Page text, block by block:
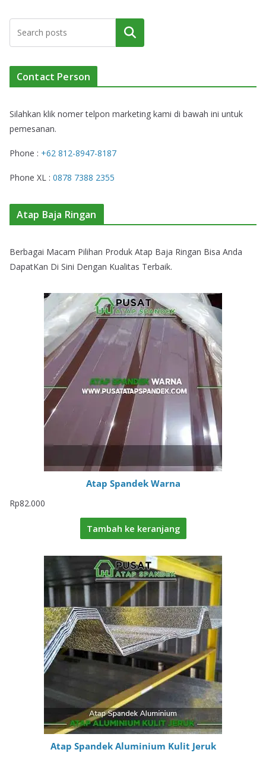
Cari
Contact Person
Silahkan klik nomer telpon marketing kami di bawah ini untuk
pemesanan.
Phone : +62 812-8947-8187
Phone XL : 0878 7388 2355
Atap Baja Ringan
Berbagai Macam Pilihan Produk Atap Baja Ringan Bisa Anda
DapatKan Di Sini Dengan Kualitas Terbaik.
Atap Spandek Warna
Rp82.000
Tambah ke keranjang
Atap Spandek Aluminium Kulit Jeruk